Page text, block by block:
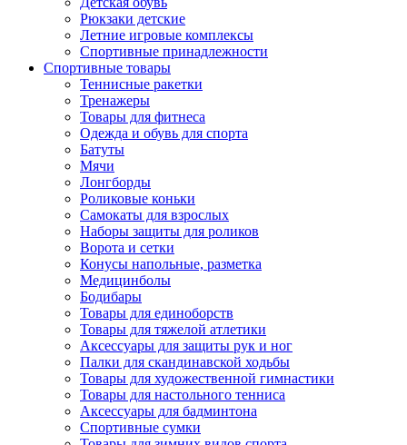
Рюкзаки детские
Летние игровые комплексы
Спортивные принадлежности
Спортивные товары
Теннисные ракетки
Тренажеры
Товары для фитнеса
Одежда и обувь для спорта
Батуты
Мячи
Лонгборды
Роликовые коньки
Самокаты для взрослых
Наборы защиты для роликов
Ворота и сетки
Конусы напольные, разметка
Медицинболы
Бодибары
Товары для единоборств
Товары для тяжелой атлетики
Аксессуары для защиты рук и ног
Палки для скандинавской ходьбы
Товары для художественной гимнастики
Товары для настольного тенниса
Аксессуары для бадминтона
Спортивные сумки